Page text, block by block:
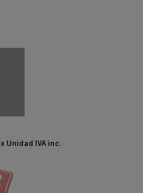
x Unidad IVA inc.